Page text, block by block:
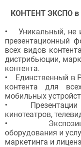
КОНТЕНТ ЭКСПО в
• Уникальный, не
презентационный
всех видов
дистрибьюции,
контента.
• Единственный в
контента для
мобильных
• Презентации
кинотеатров,
• Экспозиция
оборудования и
маркетинга и